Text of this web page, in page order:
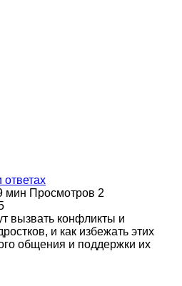
ответах
мин Просмотров 2
вызвать конфликты и
и как избежать этих
общения и поддержки их